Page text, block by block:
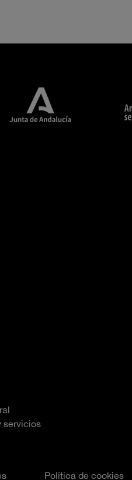
servicios
Política de cookies